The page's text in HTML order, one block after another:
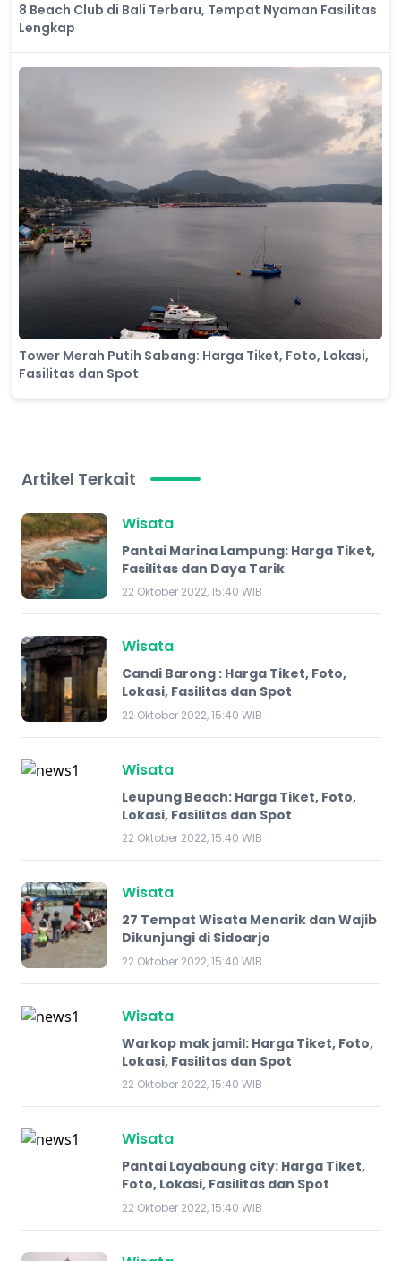
8 Beach Club di Bali Terbaru, Tempat Nyaman Fasilitas
Lengkap
Tower Merah Putih Sabang: Harga Tiket, Foto, Lokasi,
Fasilitas dan Spot
Artikel Terkait
Wisata
Pantai Marina Lampung: Harga Tiket,
Fasilitas dan Daya Tarik
22 Oktober 2022, 15:40 WIB
Wisata
Candi Barong : Harga Tiket, Foto,
Lokasi, Fasilitas dan Spot
22 Oktober 2022, 15:40 WIB
Wisata
Leupung Beach: Harga Tiket, Foto,
Lokasi, Fasilitas dan Spot
22 Oktober 2022, 15:40 WIB
Wisata
27 Tempat Wisata Menarik dan Wajib
Dikunjungi di Sidoarjo
22 Oktober 2022, 15:40 WIB
Wisata
Warkop mak jamil: Harga Tiket, Foto,
Lokasi, Fasilitas dan Spot
22 Oktober 2022, 15:40 WIB
Wisata
Pantai Layabaung city: Harga Tiket,
Foto, Lokasi, Fasilitas dan Spot
22 Oktober 2022, 15:40 WIB